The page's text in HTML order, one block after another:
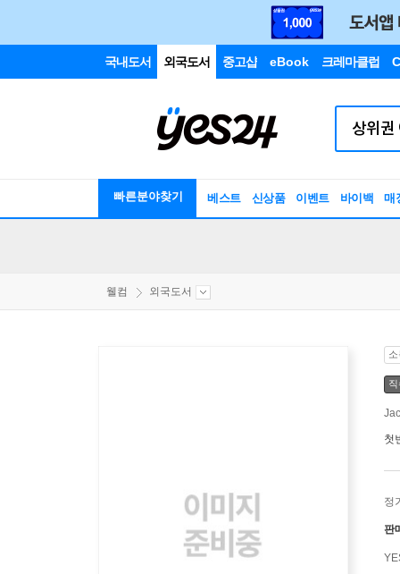
국내도서 외국도서 중고샵 eBook 크레마클럽
빠른분야찾기 베스트 신상품 이벤트 바이백 매
웰컴 외국도서
첫
정
판